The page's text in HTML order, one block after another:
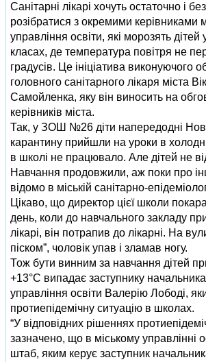
Санітарні лікарі хочуть остаточно і
розібратися з окремими керівниками
управління освіти, які морозять дітей
класах, де температура повітря не
градусів. Це ініціатива виконуючого
головного санітарного лікаря міста
Самойленка, яку він виносить на
керівників міста.
Так, у ЗОШ №26 діти напередодні
карантину прийшли на уроки в
в школі не працювало. Але дітей не
Навчання продовжили, аж поки про
відомо в міській санітарно-
Цікаво, що директор цієї школи
день, коли до навчального закладу
лікарі, він потрапив до лікарні. На
піском”, чоловік упав і зламав ногу.
Тож бути винним за навчання дітей
+13°С випадає заступнику начальника
управління освіти Валерію Лободі,
протиепідемічну ситуацію в школах.
“У відповідних рішеннях
зазначено, що в міському управлінні
штаб, яким керує заступник